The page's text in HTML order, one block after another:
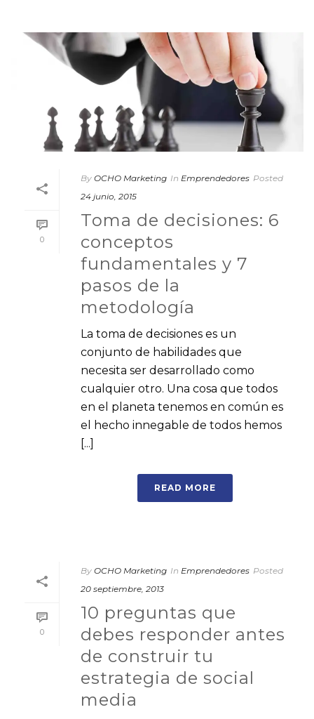
0
By OCHO Marketing In Emprendedores Posted
24 junio, 2015
Toma de decisiones: 6
conceptos
fundamentales y 7
pasos de la
metodología
La toma de decisiones es un
conjunto de habilidades que
necesita ser desarrollado como
cualquier otro. Una cosa que todos
en el planeta tenemos en común es
el hecho innegable de todos hemos
[...]
READ MORE
0
By OCHO Marketing In Emprendedores Posted
20 septiembre, 2013
10 preguntas que
debes responder antes
de construir tu
estrategia de social
media